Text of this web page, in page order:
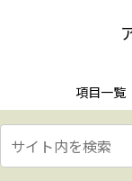
項目一覧